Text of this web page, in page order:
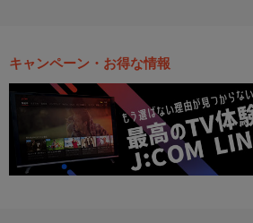
キャンペーン・お得な情報